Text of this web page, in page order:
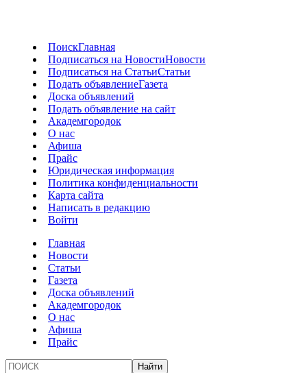
ПоискГлавная
Подписаться на НовостиНовости
Подписаться на СтатьиСтатьи
Подать объявлениеГазета
Доска объявлений
Подать объявление на сайт
Академгородок
О нас
Афиша
Прайс
Юридическая информация
Политика конфиденциальности
Карта сайта
Написать в редакцию
Войти
Главная
Новости
Статьи
Газета
Доска объявлений
Академгородок
О нас
Афиша
Прайс